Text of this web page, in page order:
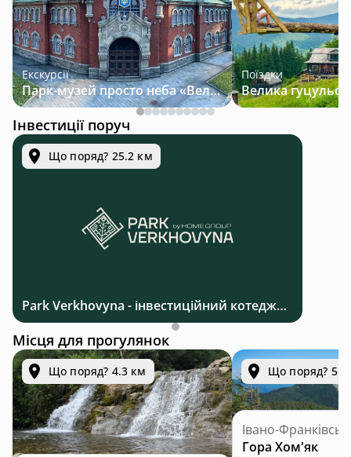
Екскурсії
Парк-музей просто неба «Велична Україна»
Поїздки
Інвестиції поруч
Що поряд? 25.2 км
Park Verkhovyna - інвестиційний котеджний комплекс біля Верховини в Карпатах
Місця для прогулянок
Що поряд? 4.3 км Що поряд? 5.4
Івано-
Гора Хом'як